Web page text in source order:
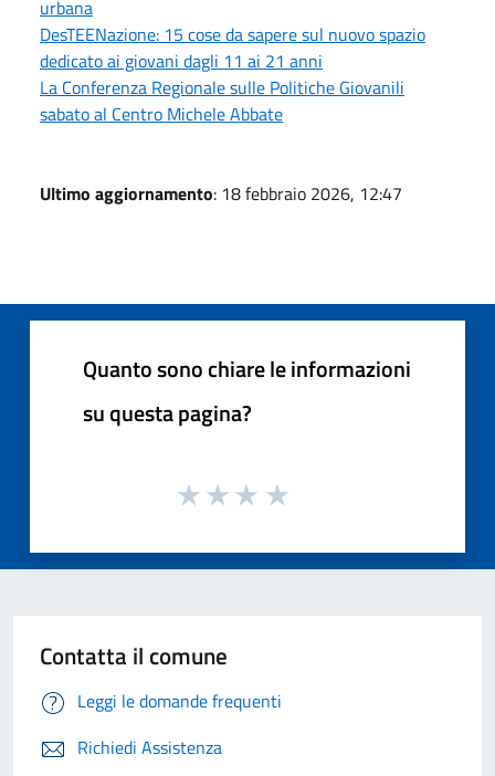
urbana
DesTEENazione: 15 cose da sapere sul nuovo spazio
dedicato ai giovani dagli 11 ai 21 anni
La Conferenza Regionale sulle Politiche Giovanili
sabato al Centro Michele Abbate
Ultimo aggiornamento: 18 febbraio 2026, 12:47
Quanto sono chiare le informazioni
su questa pagina?
Contatta il comune
Leggi le domande frequenti
Richiedi Assistenza